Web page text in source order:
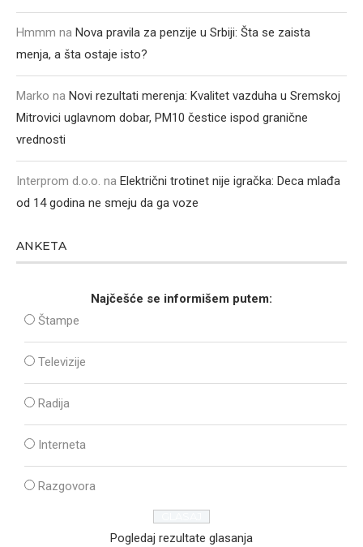
Hmmm na Nova pravila za penzije u Srbiji: Šta se zaista
menja, a šta ostaje isto?
Marko na Novi rezultati merenja: Kvalitet vazduha u Sremskoj
Mitrovici uglavnom dobar, PM10 čestice ispod granične
vrednosti
Interprom d.o.o. na Električni trotinet nije igračka: Deca mlađa
od 14 godina ne smeju da ga voze
ANKETA
Najčešće se informišem putem:
Štampe
Televizije
Radija
Interneta
Razgovora
Pogledaj rezultate glasanja